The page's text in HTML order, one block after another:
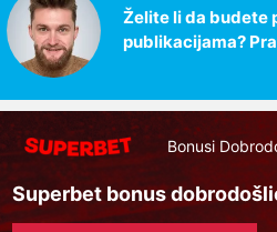
Želite li da budete
publikacijama?
Bonusi
Superbet bonus